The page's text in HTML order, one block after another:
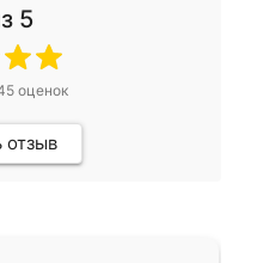
5
оценок
отзыв